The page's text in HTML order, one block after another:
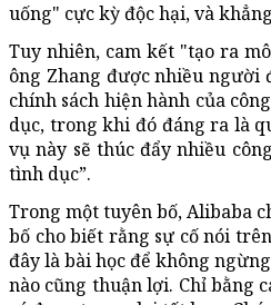
uống" cực kỳ độc hại, và
Tuy nhiên, cam kết "tạo ra
ông Zhang được nhiều người
chính sách hiện hành của
dục, trong khi đó đáng ra là
vụ này sẽ thúc đẩy nhiều
tình dục”.
Trong một tuyên bố, Alibaba
bố cho biết rằng sự cố nói
đây là bài học để không
nào cũng thuận lợi. Chỉ bằng